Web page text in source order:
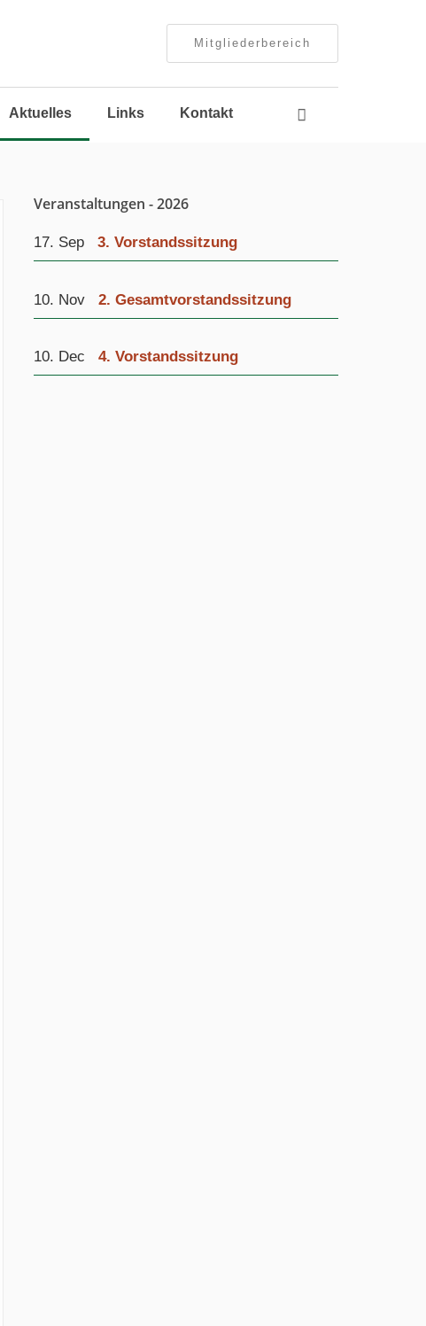
Mitgliederbereich
überspringen
Aktuelles Links Kontakt
Veranstaltungen - 2026
17. Sep 3. Vorstandssitzung
10. Nov 2. Gesamtvorstandssitzung
10. Dec 4. Vorstandssitzung